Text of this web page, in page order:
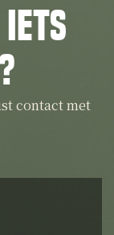
iets
contact met